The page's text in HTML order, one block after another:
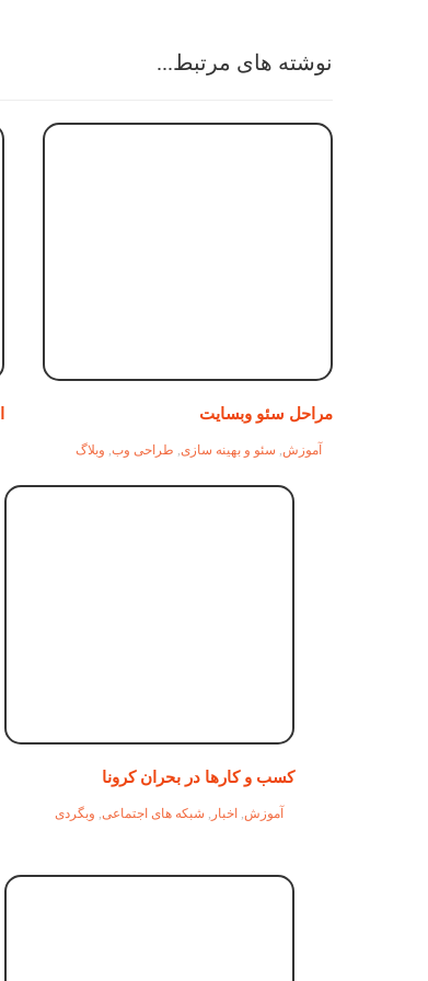
نوشته های مرتبط...
مراحل سئو وبسایت
آموزش, سئو و بهینه سازی, طراحی وب, وبلاگ
کسب و کارها در بحران کرونا
آموزش اخبار شبکه های اجتماعی, وبگردی